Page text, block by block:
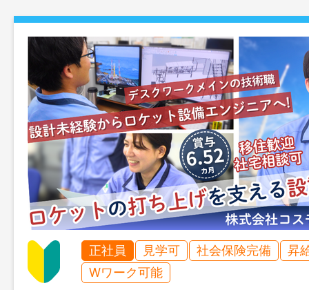
正社員 見学可 社会保険完備
昇
Wワーク可能